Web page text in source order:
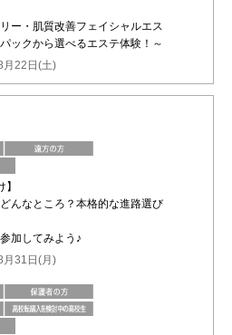
ー・肌質改善フェイシャルエス
ックから選べるエステ体験！～
月22日(土)
んなところ？本格的な進路選び
加してみよう♪
月31日(月)